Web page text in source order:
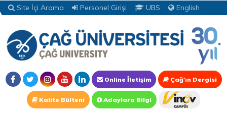
Site İçi Arama Personel Girişi UBS English
Online İletişim Çağ'ın Dergisi
Kalite Bülteni Adaylara Bilgi